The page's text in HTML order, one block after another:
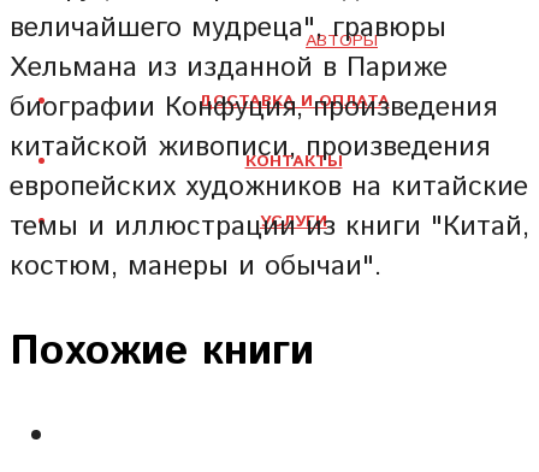
АВТОРЫ
ДОСТАВКА И ОПЛАТА
КОНТАКТЫ
УСЛУГИ
величайшего мудреца", гравюры
Хельмана из изданной в Париже
биографии Конфуция, произведения
китайской живописи, произведения
европейских художников на китайские
темы и иллюстрации из книги "Китай,
костюм, манеры и обычаи".
Похожие книги